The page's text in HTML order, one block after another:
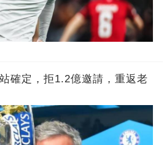
確定，拒1.2億邀請，重返老